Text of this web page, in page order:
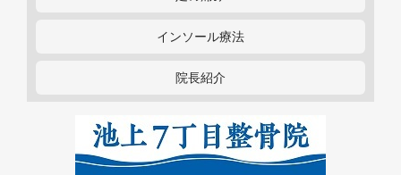
インソール療法
院長紹介